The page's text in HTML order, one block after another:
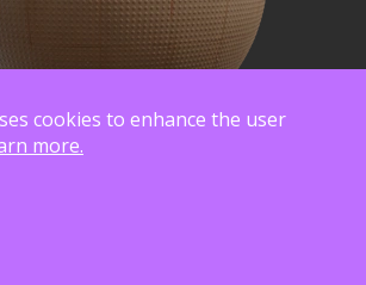
cookies to enhance the user
more.